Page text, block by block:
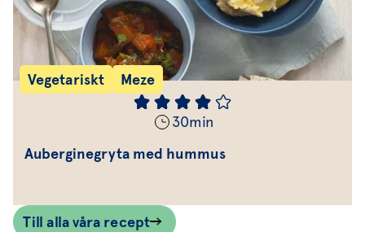
Vegetariskt Meze
30min
Auberginegryta med hummus
Till alla våra recept